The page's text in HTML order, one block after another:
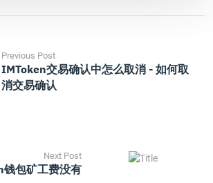
Previous Post
IMToken交易确认中怎么取消 - 如何取
消交易确认
Next Post
包矿工费没有